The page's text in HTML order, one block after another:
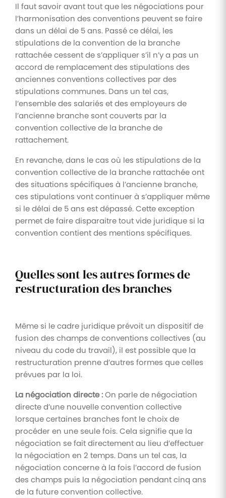
Il faut savoir avant tout que les négociations pour
l’harmonisation des conventions peuvent se faire
dans un délai de 5 ans. Passé ce délai, les
stipulations de la convention de la branche
rattachée cessent de s’appliquer s’il n’y a pas un
accord de remplacement des stipulations des
anciennes conventions collectives par des
stipulations communes. Dans un tel cas,
l’ensemble des salariés et des employeurs de
l’ancienne branche sont couverts par la
convention collective de la branche de
rattachement.
En revanche, dans le cas où les stipulations de la
convention collective de la branche rattachée ont
des situations spécifiques à l’ancienne branche,
ces stipulations vont continuer à s’appliquer même
si le délai de 5 ans est dépassé. Cette exception
permet de faire disparaitre tout vide juridique si la
convention contient des mentions spécifiques.
Quelles sont les autres formes de
restructuration des branches
Même si le cadre juridique prévoit un dispositif de
fusion des champs de conventions collectives (au
niveau du code du travail), il est possible que la
restructuration prenne d’autres formes que celles
prévues par la loi.
La négociation directe :On parle de négociation
directe d’une nouvelle convention collective
lorsque certaines branches font le choix de
procéder en une seule fois. Cela signifie que la
négociation se fait directement au lieu d’effectuer
la négociation en 2 temps. Dans un tel cas, la
négociation concerne à la fois l’accord de fusion
des champs puis la négociation pendant cinq ans
de la future convention collective.